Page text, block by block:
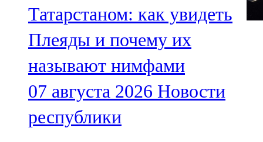
Татарстаном: как увидеть
Плеяды и почему их
называют нимфами
07 августа 2026 Новости
республики